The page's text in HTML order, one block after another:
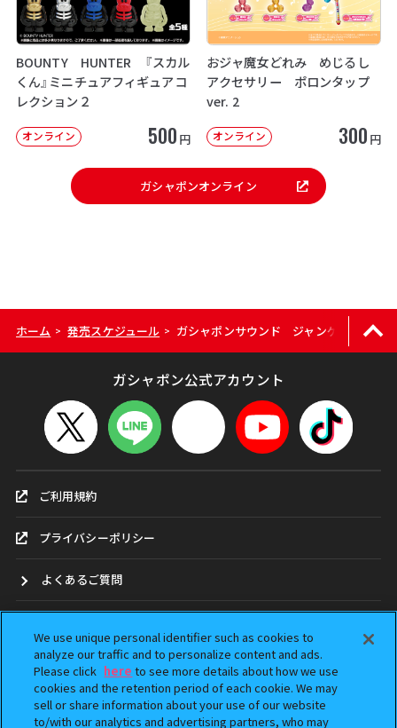
BOUNTY HUNTER 『スカル
くん』ミニチュアフィギュアコ
レクション２
オンライン 500 円
おジャ魔女どれみ めじるし
アクセサリー ポロンタップ
ver. 2
オンライン 300 円
ガシャポンオンライン
ホーム > 発売スケジュール > ガシャポンサウンド ジャンケンマンJP（
ガシャポン公式アカウント
ご利用規約
プライバシーポリシー
よくあるご質問
ガシャポンどこ？
アンケート
We use unique personal identifier such as cookies to
analyze our traffic and to personalize content and ads.
Please click here to see more details about how we use
cookies and the retention period of each cookie. We may
sell or share information about your use of our website
to/with our analytics and advertising partners, who may